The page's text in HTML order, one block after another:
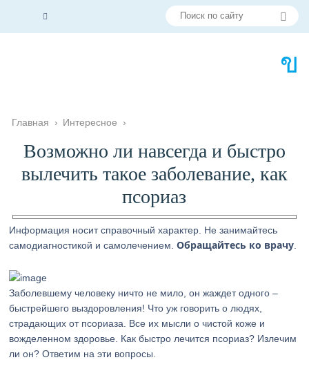
Главная › Интересное ›
Возможно ли навсегда и быстро
вылечить такое заболевание, как
псориаз
Информация носит справочный характер. Не занимайтесь
самодиагностикой и самолечением.Обращайтесь ко врачу
Заболевшему человеку ничто не мило, он жаждет одного –
быстрейшего выздоровления! Что уж говорить о людях,
страдающих от псориаза. Все их мысли о чистой коже и
вожделенном здоровье. Как быстро лечится псориаз? Излечим
ли он? Ответим на эти вопросы.